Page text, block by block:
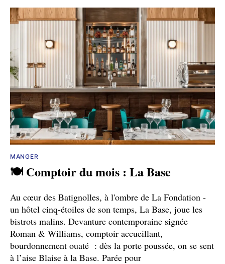
MANGER
🍽️ Comptoir du mois : La Base
Au cœur des Batignolles, à l'ombre de La Fondation -
un hôtel cinq-étoiles de son temps, La Base, joue les
bistrots malins. Devanture contemporaine signée
Roman & Williams, comptoir accueillant,
bourdonnement ouaté : dès la porte poussée, on se sent
à l’aise Blaise à la Base. Parée pour